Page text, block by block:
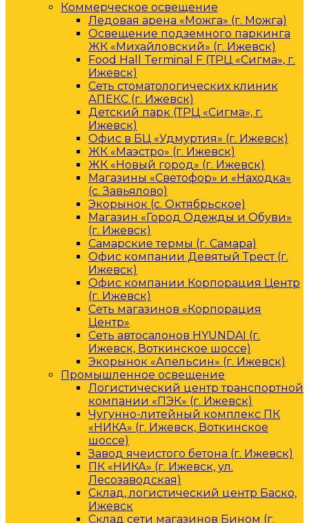
Коммерческое освещение
Ледовая арена «Можга» (г. Можга)
Освещение подземного паркинга
ЖК «Михайловский» (г. Ижевск)
Food Hall Terminal F (ТРЦ «Сигма», г.
Ижевск)
Сеть стоматологических клиник
АПЕКС (г. Ижевск)
Детский парк (ТРЦ «Сигма», г.
Ижевск)
Офис в БЦ «Удмуртия» (г. Ижевск)
ЖК «Маэстро» (г. Ижевск)
ЖК «Новый город» (г. Ижевск)
Магазины «Светофор» и «Находка»
(с. Завьялово)
Экорынок (с. Октябрьское)
Магазин «Город Одежды и Обуви»
(г. Ижевск)
Самарские термы (г. Самара)
Офис компании Девятый Трест (г.
Ижевск)
Офис компании Корпорация Центр
(г. Ижевск)
Сеть магазинов «Корпорация
Центр»
Сеть автосалонов HYUNDAI (г.
Ижевск, Воткинское шоссе)
Экорынок «Апельсин» (г. Ижевск)
Промышленное освещение
Логистический центр транспортной
компании «ПЭК» (г. Ижевск)
Чугунно-литейный комплекс ПК
«НИКА» (г. Ижевск, Воткинское
шоссе)
Завод ячеистого бетона (г. Ижевск)
ПК «НИКА» (г. Ижевск, ул.
Лесозаводская)
Склад, логистический центр Баско,
Ижевск
Склад сети магазинов Бином (г.